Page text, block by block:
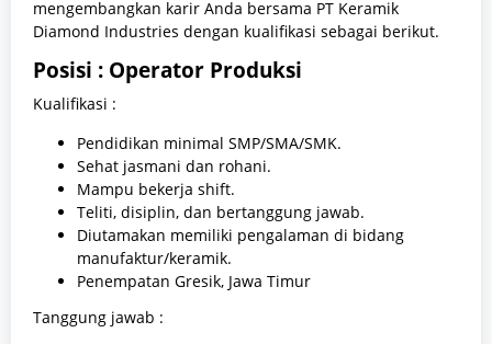
mengembangkan karir Anda bersama PT Keramik
Diamond Industries dengan kualifikasi sebagai berikut.
Posisi : Operator Produksi
Kualifikasi :
Pendidikan minimal SMP/SMA/SMK.
Sehat jasmani dan rohani.
Mampu bekerja shift.
Teliti, disiplin, dan bertanggung jawab.
Diutamakan memiliki pengalaman di bidang
manufaktur/keramik.
Penempatan Gresik, Jawa Timur
Tanggung jawab :